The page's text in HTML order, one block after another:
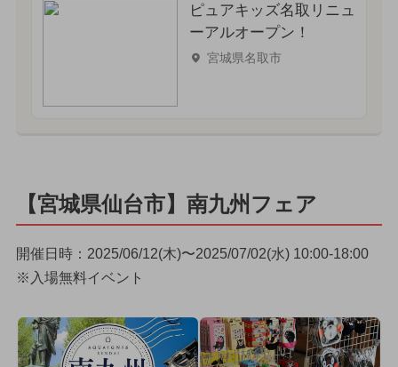
ピュアキッズ名取リニュ
ーアルオープン！
宮城県名取市
【宮城県仙台市】南九州フェア
開催日時：2025/06/12(木)〜2025/07/02(水) 10:00-18:00
※入場無料イベント